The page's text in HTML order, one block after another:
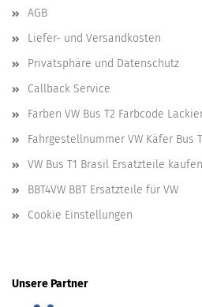
AGB
Liefer- und Versandkosten
Privatsphäre und Datenschutz
Callback Service
Farben VW Bus T2 Farbcode
Fahrgestellnummer VW Käfer Bus
VW Bus T1 Brasil Ersatzteile
BBT4VW BBT Ersatzteile für VW
Cookie Einstellungen
Unsere Partner